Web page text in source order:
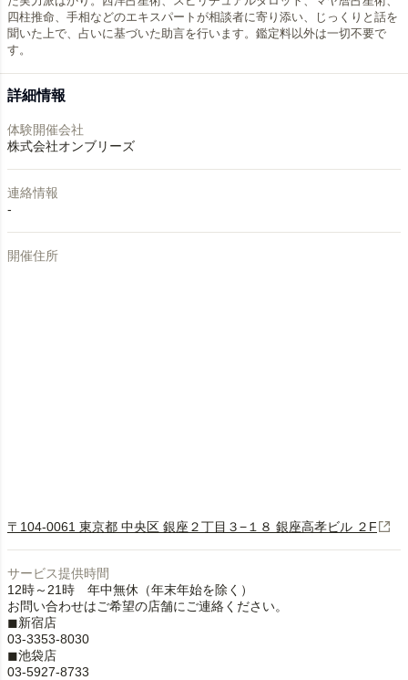
四柱推命、手相などのエキスパートが相談者に寄り添い、じっくりと話を
聞いた上で、占いに基づいた助言を行います。鑑定料以外は一切不要で
す。
詳細情報
体験開催会社
株式会社オンブリーズ
連絡情報
-
開催住所
〒104-0061 東京都 中央区 銀座２丁目３−１８ 銀座高孝ビル ２F
サービス提供時間
12時～21時 年中無休（年末年始を除く）
お問い合わせはご希望の店舗にご連絡ください。
◼︎新宿店
03-3353-8030
◼︎池袋店
03-5927-8733